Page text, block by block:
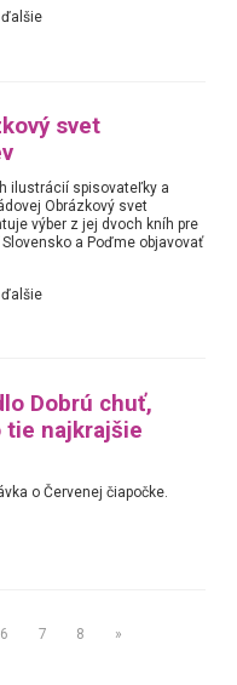
ďalšie
svet
ilustrácií spisovateľky a
Obrázkový svet
výber z jej dvoch kníh pre
a Poďme objavovať
ďalšie
Dobrú chuť,
tie najkrajšie
o Červenej čiapočke.
6 7 8 »